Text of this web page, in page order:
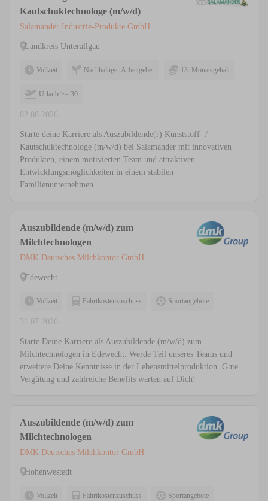
Kautschuktechnologe (m/w/d)
Salamander Industrie-Produkte GmbH
Landkreis Unterallgäu
Vollzeit Nachhaltiger Arbeitgeber 13. Monatsgehalt
Urlaub >= 30
02.08.2026
Starte deine Karriere als Auszubildende(r) Kunststoff- /
Kautschuktechnologe (m/w/d) bei Salamander mit innovativen
Produkten, einem motivierten Team und attraktiven
Entwicklungsmöglichkeiten in einem stabilen
Familienunternehmen.
Auszubildende (m/w/d) zum
Milchtechnologen
DMK Deutsches Milchkontor GmbH
Edewecht
Vollzeit Fahrtkostenzuschuss Sportangebote
31.07.2026
Starte Deine Karriere als Auszubildende (m/w/d) zum
Milchtechnologen in Edewecht. Werde Teil unseres Teams und
erweitere Deine Kenntnisse in der Lebensmittelproduktion. Gute
Vergütung und zahlreiche Benefits warten auf Dich!
Auszubildende (m/w/d) zum
Milchtechnologen
DMK Deutsches Milchkontor GmbH
Hohenwestedt
Vollzeit Fahrtkostenzuschuss Sportangebote